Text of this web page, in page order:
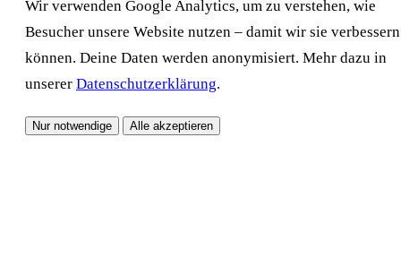
Wir verwenden Google Analytics, um zu verstehen, wie
Besucher unsere Website nutzen – damit wir sie verbessern
können. Deine Daten werden anonymisiert. Mehr dazu in
unserer Datenschutzerklärung.
Nur notwendige Alle akzeptieren